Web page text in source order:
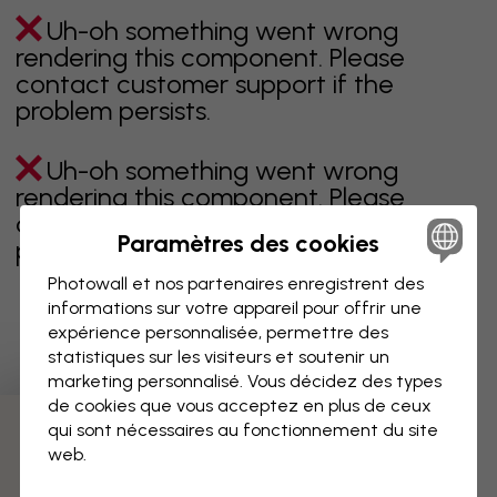
Uh-oh something went wrong
rendering this component. Please
contact customer support if the
problem persists.
Uh-oh something went wrong
rendering this component. Please
contact customer support if the
problem persists.
Page 1 sur 7 pages
Découvrez plus de catégories
Paramètres des cookies
Photowall et nos partenaires enregistrent des
informations sur votre appareil pour offrir une
expérience personnalisée, permettre des
statistiques sur les visiteurs et soutenir un
marketing personnalisé. Vous décidez des types
de cookies que vous acceptez en plus de ceux
qui sont nécessaires au fonctionnement du site
web.